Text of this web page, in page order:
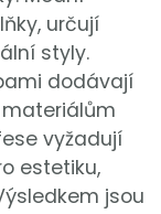
určují
styly.
dodávají
vyžadují
estetiku,
jsou